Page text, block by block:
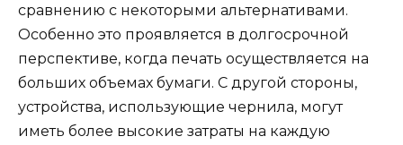
сравнению с некоторыми альтернативами.
Особенно это проявляется в долгосрочной
перспективе, когда печать осуществляется на
больших объемах бумаги. С другой стороны,
устройства, использующие чернила, могут
иметь более высокие затраты на каждую